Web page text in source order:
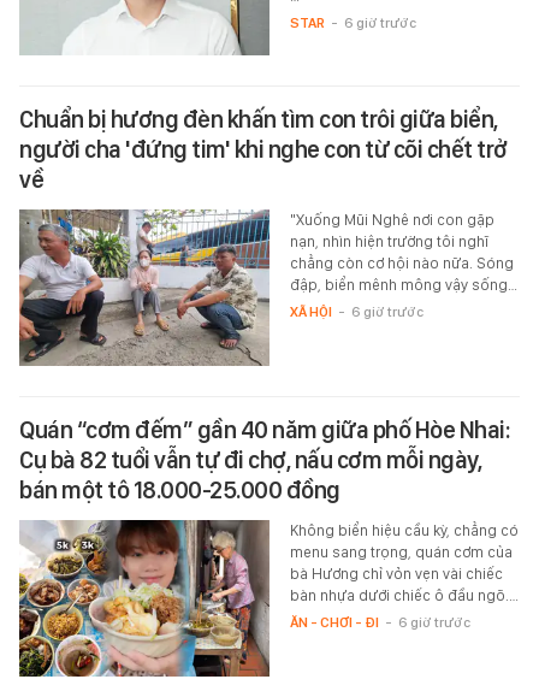
STAR - 6 giờ trước
Chuẩn bị hương đèn khấn tìm con trôi giữa biển,
người cha 'đứng tim' khi nghe con từ cõi chết trở
về
"Xuống Mũi Nghê nơi con gặp
nạn, nhìn hiện trường tôi nghĩ
chẳng còn cơ hội nào nữa. Sóng
đập, biển mênh mông vậy sống…
XÃ HỘI - 6 giờ trước
Quán “cơm đếm” gần 40 năm giữa phố Hòe Nhai:
Cụ bà 82 tuổi vẫn tự đi chợ, nấu cơm mỗi ngày,
bán một tô 18.000-25.000 đồng
Không biển hiệu cầu kỳ, chẳng có
menu sang trọng, quán cơm của
bà Hương chỉ vỏn vẹn vài chiếc
bàn nhựa dưới chiếc ô đầu ngõ.…
ĂN - CHƠI - ĐI - 6 giờ trước